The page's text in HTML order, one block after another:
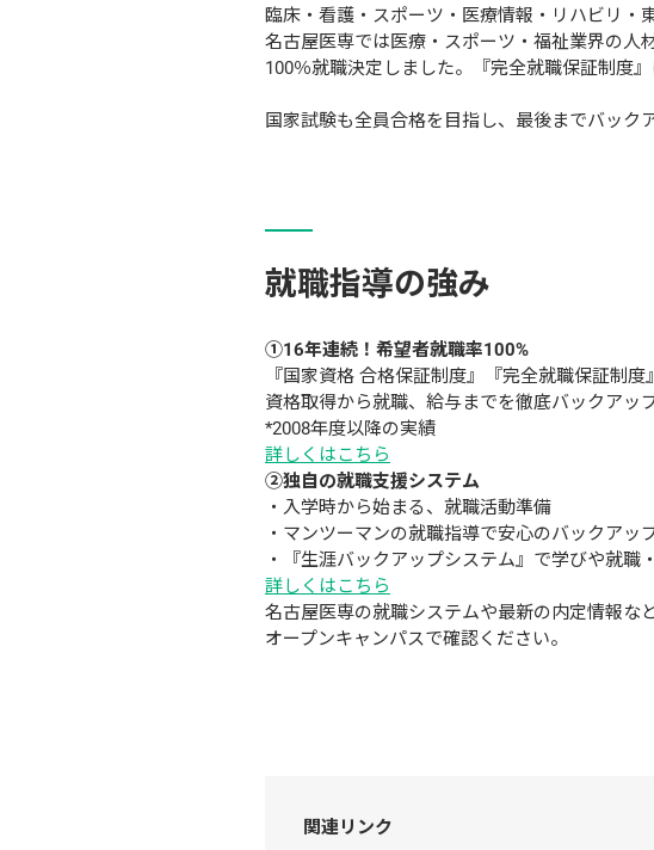
臨床・看護・スポーツ・医療情報・リハビリ・
名古屋医専では医療・スポーツ・福祉業界の人
100％就職決定しました。『完全就職保証制度』
国家試験も全員合格を目指し、最後までバック
就職指導の強み
①16年連続！希望者就職率100%
『国家資格 合格保証制度』『完全就職保証制
資格取得から就職、給与までを徹底バックアップ
*2008年度以降の実績
詳しくはこちら
②独自の就職支援システム
・入学時から始まる、就職活動準備
・マンツーマンの就職指導で安心のバックアッ
・『生涯バックアップシステム』で学びや就職
詳しくはこちら
名古屋医専の就職システムや最新の内定情報など
オープンキャンパスで確認ください。
関連リンク